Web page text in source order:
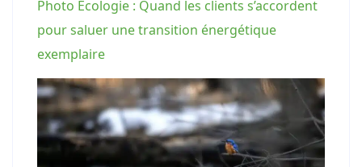
Photo Écologie : Quand les clients s’accordent
pour saluer une transition énergétique
exemplaire